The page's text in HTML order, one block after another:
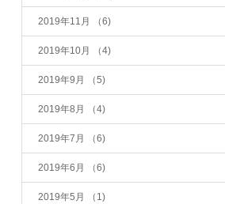
2019年11月 （6)
2019年10月 （4)
2019年9月 （5)
2019年8月 （4)
2019年7月 （6)
2019年6月 （6)
2019年5月 （1)